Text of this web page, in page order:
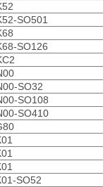
SO501
SO126
SO32
SO108
SO410
SO52